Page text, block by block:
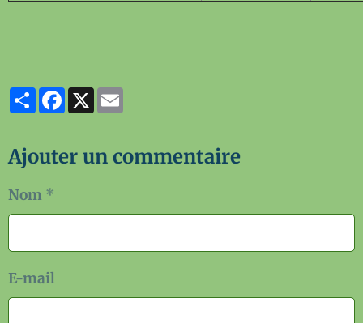
PartagerFacebook
X
Ajouter un commentaire
Nom
E-mail